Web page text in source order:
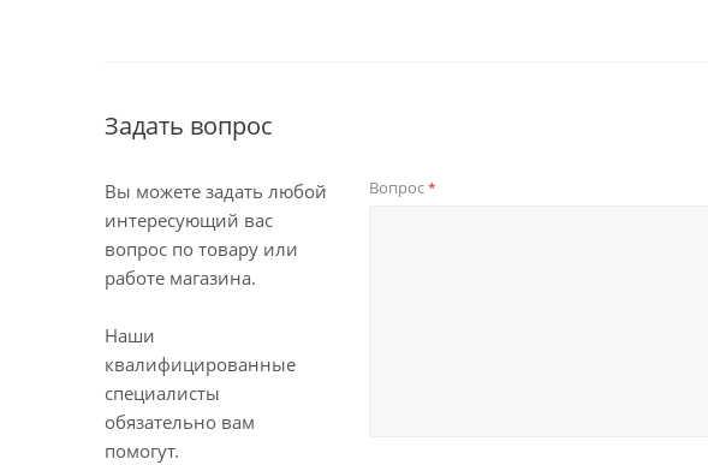
Задать вопрос
Вы можете задать любой
интересующий вас
вопрос по товару или
работе магазина.
Наши
квалифицированные
специалисты
обязательно вам
помогут.
Вопрос*